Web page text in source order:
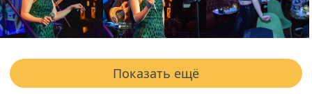
Показать ещё